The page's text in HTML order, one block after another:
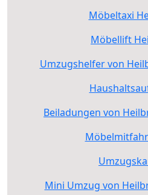
Möbeltaxi
Möbellift
Umzugshelfer von
Beiladungen von
Mini Umzug von